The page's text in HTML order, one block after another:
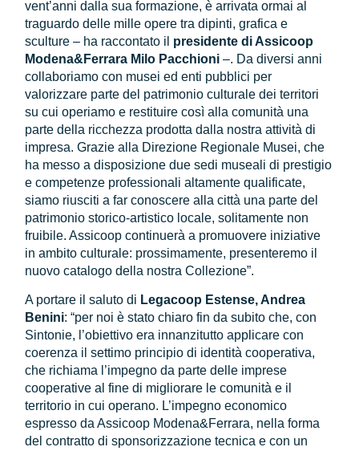
vent’anni dalla sua formazione, è arrivata ormai al
traguardo delle mille opere tra dipinti, grafica e
sculture – ha raccontato il presidente di Assicoop
Modena&Ferrara Milo Pacchioni –. Da diversi anni
collaboriamo con musei ed enti pubblici per
valorizzare parte del patrimonio culturale dei territori
su cui operiamo e restituire così alla comunità una
parte della ricchezza prodotta dalla nostra attività di
impresa. Grazie alla Direzione Regionale Musei, che
ha messo a disposizione due sedi museali di prestigio
e competenze professionali altamente qualificate,
siamo riusciti a far conoscere alla città una parte del
patrimonio storico-artistico locale, solitamente non
fruibile. Assicoop continuerà a promuovere iniziative
in ambito culturale: prossimamente, presenteremo il
nuovo catalogo della nostra Collezione”.
A portare il saluto di Legacoop Estense, Andrea
Benini: “per noi è stato chiaro fin da subito che, con
Sintonie, l’obiettivo era innanzitutto applicare con
coerenza il settimo principio di identità cooperativa,
che richiama l’impegno da parte delle imprese
cooperative al fine di migliorare le comunità e il
territorio in cui operano. L’impegno economico
espresso da Assicoop Modena&Ferrara, nella forma
del contratto di sponsorizzazione tecnica e con un